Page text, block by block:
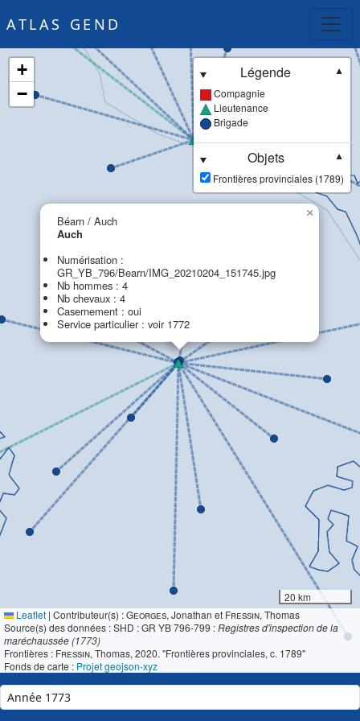
ATLAS GEND
Béarn / Auch
Auch
Numérisation :
GR_YB_796/Bearn/IMG_20210204_151745.jpg
Nb hommes : 4
Nb chevaux : 4
Casernement : oui
Service particulier : voir 1772
×
+
−
Légende
▼
Compagnie
Lieutenance
Brigade
Objets
▼
Frontières provinciales (1789)
20 km
Leaflet | Contributeur(s) :Georges, Jonathan et Fressin, Thomas
Source(s) des données : SHD : GR YB 796-799 :Registres d'inspection de la
maréchaussée (1773)
Frontières : Fressin, Thomas, 2020. "Frontières provinciales, c. 1789"
Fonds de carte : Projet geojson-xyz